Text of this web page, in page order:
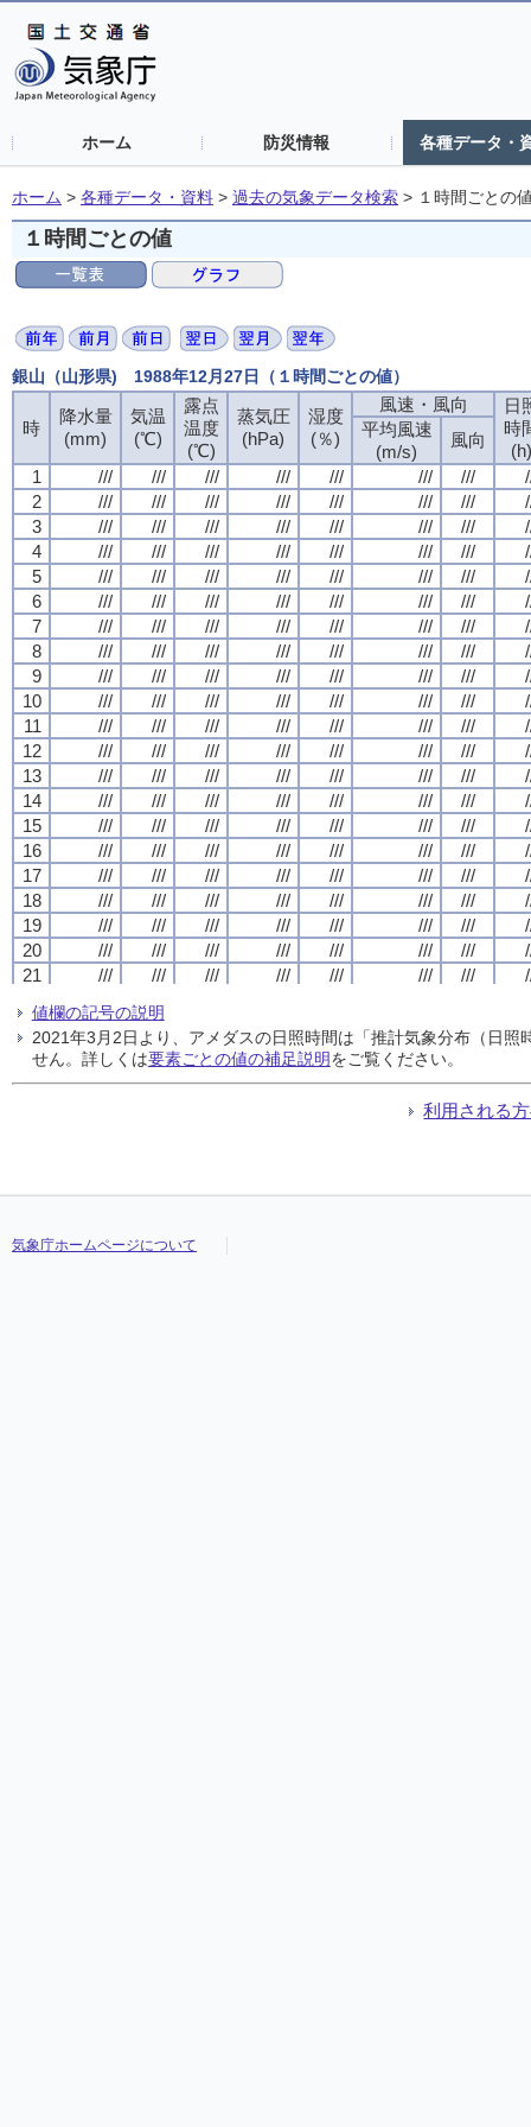
ホーム 防災情報 各種データ・
ホーム > 各種データ・資料 > 過去の気象データ検索 > １時間ごとの
１時間ごとの値
銀山（山形県) 1988年12月27日（１時間ごとの値）
時
降水量
(mm)
気温
(℃)
露点
温度
(℃)
蒸気圧
(hPa)
湿度
(％)
風速・風向
日
時
(h)
平均風速
(m/s)
風向
1
/// /// /// /// /// /// ///
2
/// /// /// /// /// /// ///
3
/// /// /// /// /// /// ///
4
/// /// /// /// /// /// ///
5
/// /// /// /// /// /// ///
6
/// /// /// /// /// /// ///
7
/// /// /// /// /// /// ///
8
/// /// /// /// /// /// ///
9
/// /// /// /// /// /// ///
10
/// /// /// /// /// /// ///
11
/// /// /// /// /// /// ///
12
/// /// /// /// /// /// ///
13
/// /// /// /// /// /// ///
14
/// /// /// /// /// /// ///
15
/// /// /// /// /// /// ///
16
/// /// /// /// /// /// ///
17
/// /// /// /// /// /// ///
18
/// /// /// /// /// /// ///
19
/// /// /// /// /// /// ///
20
/// /// /// /// /// /// ///
21
/// /// /// /// /// /// ///
23
/// /// ///
24
/// /// /// /// /// /// ///
時
降水量
(mm)
気温
(℃)
露点
温度
(℃)
蒸気圧
(hPa)
湿度
(％)
風速・風向
日
時
(h)
平均風速
(m/s)
風向
1
/// /// /// /// /// /// ///
2
/// /// /// /// /// /// ///
3
/// /// /// /// /// /// ///
4
/// /// /// /// /// /// ///
5
/// /// /// /// /// /// ///
6
/// /// /// /// /// /// ///
7
/// /// /// /// /// /// ///
8
/// /// /// /// /// /// ///
9
/// /// /// /// /// /// ///
10
/// /// /// /// /// /// ///
11
/// /// /// /// /// /// ///
12
/// /// /// /// /// /// ///
13
/// /// /// /// /// /// ///
14
/// /// /// /// /// /// ///
15
/// /// /// /// /// /// ///
16
/// /// /// /// /// /// ///
17
/// /// /// /// /// /// ///
18
/// /// /// /// /// /// ///
19
/// /// /// /// /// /// ///
20
/// /// /// /// /// /// ///
21
/// /// /// /// /// /// ///
23
/// /// ///
24
/// /// /// /// /// /// ///
時
降水量
(mm)
気温
(℃)
露点
温度
(℃)
蒸気圧
(hPa)
湿度
(％)
風速・風向
日
時
(h)
平均風速
(m/s)
風向
1
/// /// /// /// /// /// ///
2
/// /// /// /// /// /// ///
3
/// /// /// /// /// /// ///
4
/// /// /// /// /// /// ///
5
/// /// /// /// /// /// ///
6
/// /// /// /// /// /// ///
7
/// /// /// /// /// /// ///
8
/// /// /// /// /// /// ///
9
/// /// /// /// /// /// ///
10
/// /// /// /// /// /// ///
11
/// /// /// /// /// /// ///
12
/// /// /// /// /// /// ///
13
/// /// /// /// /// /// ///
14
/// /// /// /// /// /// ///
15
/// /// /// /// /// /// ///
16
/// /// /// /// /// /// ///
17
/// /// /// /// /// /// ///
18
/// /// /// /// /// /// ///
19
/// /// /// /// /// /// ///
20
/// /// /// /// /// /// ///
21
/// /// /// /// /// /// ///
23
/// /// ///
24
/// /// /// /// /// /// ///
時
降水量
(mm)
気温
(℃)
露点
温度
(℃)
蒸気圧
(hPa)
湿度
(％)
風速・風向
日
時
(h)
平均風速
(m/s)
風向
1
/// /// /// /// /// /// ///
2
/// /// /// /// /// /// ///
3
/// /// /// /// /// /// ///
4
/// /// /// /// /// /// ///
5
/// /// /// /// /// /// ///
6
/// /// /// /// /// /// ///
7
/// /// /// /// /// /// ///
8
/// /// /// /// /// /// ///
9
/// /// /// /// /// /// ///
10
/// /// /// /// /// /// ///
11
/// /// /// /// /// /// ///
12
/// /// /// /// /// /// ///
13
/// /// /// /// /// /// ///
14
/// /// /// /// /// /// ///
15
/// /// /// /// /// /// ///
16
/// /// /// /// /// /// ///
17
/// /// /// /// /// /// ///
18
/// /// /// /// /// /// ///
19
/// /// /// /// /// /// ///
20
/// /// /// /// /// /// ///
21
/// /// /// /// /// /// ///
23
/// /// ///
24
/// /// /// /// /// /// ///
値欄の記号の説明
2021年3月2日より、アメダスの日照時間は「推計気象分布（日
せん。詳しくは要素ごとの値の補足説明をご覧ください。
利用される
気象庁ホームページについて